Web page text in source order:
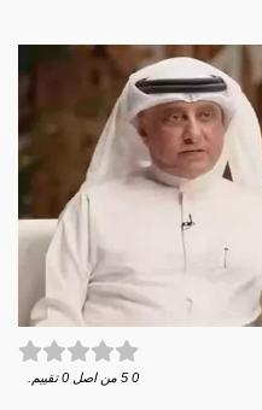
0
5 من اصل 0 تقييم.